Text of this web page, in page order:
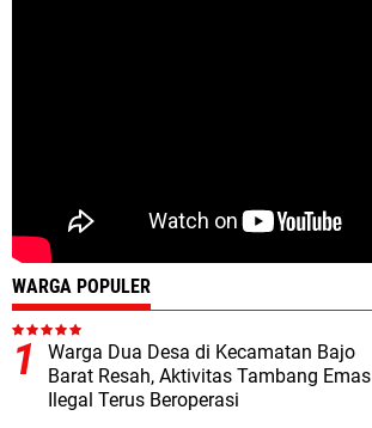
WARGA POPULER
Warga Dua Desa di Kecamatan Bajo
Barat Resah, Aktivitas Tambang Emas
Ilegal Terus Beroperasi